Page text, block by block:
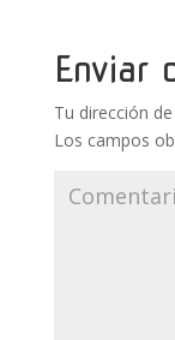
Enviar
Tu dirección
Los campos